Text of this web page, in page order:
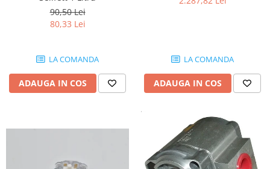
90,50 Lei
80,33 Lei
LA COMANDA
ADAUGA IN COS
LA COMANDA
ADAUGA IN COS